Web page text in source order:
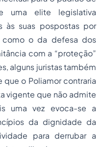
uma elite legislativa
às suas pospostas por
o da defesa dos
com a “proteção”
alguns juristas também
o Poliamor contraria
vigente que não admite
uma vez evoca-se a
da dignidade da
para derrubar a